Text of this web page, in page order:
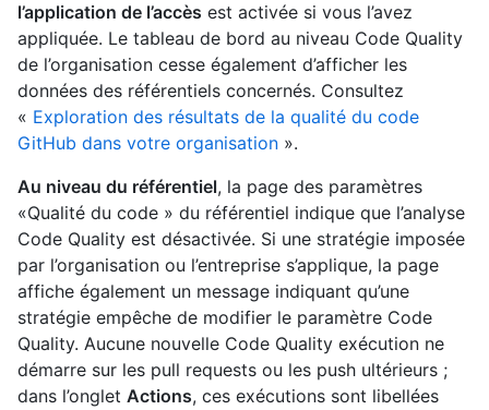
l’application de l’accès est activée si vous l’avez
appliquée. Le tableau de bord au niveau Code Quality
de l’organisation cesse également d’afficher les
données des référentiels concernés. Consultez
« Exploration des résultats de la qualité du code
GitHub dans votre organisation ».
Au niveau du référentiel, la page des paramètres
«Qualité du code » du référentiel indique que l’analyse
Code Quality est désactivée. Si une stratégie imposée
par l’organisation ou l’entreprise s’applique, la page
affiche également un message indiquant qu’une
stratégie empêche de modifier le paramètre Code
Quality. Aucune nouvelle Code Quality exécution ne
démarre sur les pull requests ou les push ultérieurs ;
dans l’onglet Actions, ces exécutions sont libellées